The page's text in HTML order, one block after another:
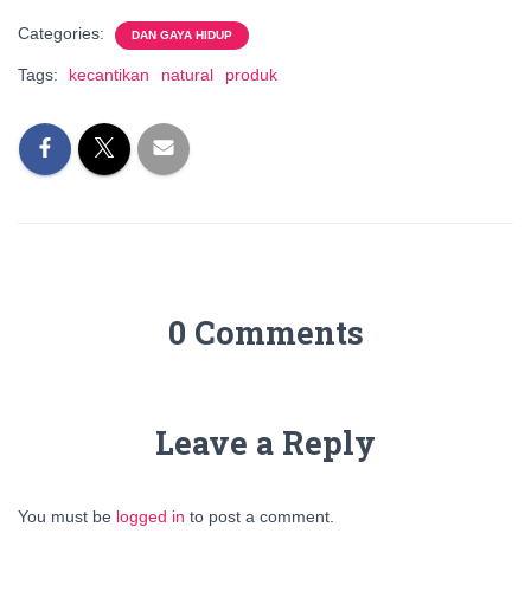
Categories: DAN GAYA HIDUP
Tags: kecantikan natural produk
0 Comments
Leave a Reply
You must be logged in to post a comment.